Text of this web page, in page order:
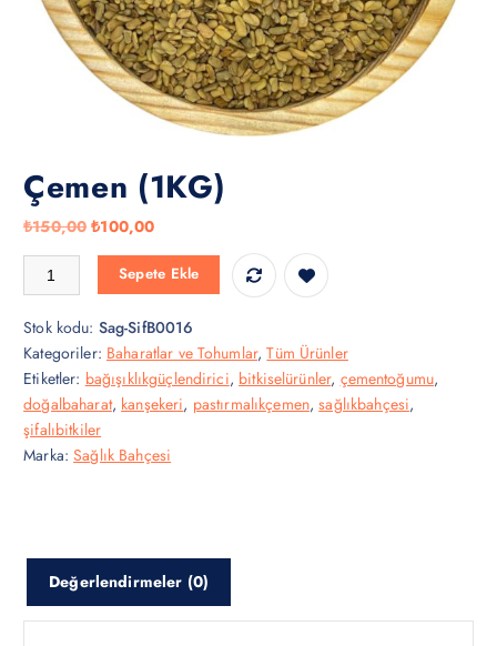
Çemen (1KG)
₺150,00 O
i
n
a
l
f
i
:
₺
1
₺100,00Ş
u
a
n
d
a
k
i
i
:
₺
1
Çemen (1KG) adetSepete Ekle
Stok kodu: Sag-SifB0016
Kategoriler: Baharatlar ve Tohumlar,Tüm Ürünler
Etiketler: bağışıklıkgüçlendirici, bitkiselürünler, çementoğumu,
doğalbaharat, kanşekeri, pastırmalıkçemen,sağlıkbahçesi,
şifalıbitkiler
Marka:Sağlık Bahçesi
Değerlendirmeler (0)